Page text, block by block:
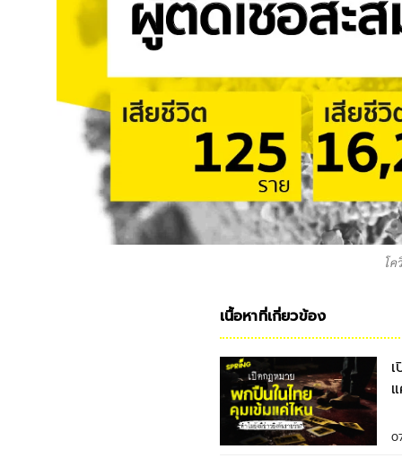
โค
เนื้อหาที่เกี่ยวข้อง